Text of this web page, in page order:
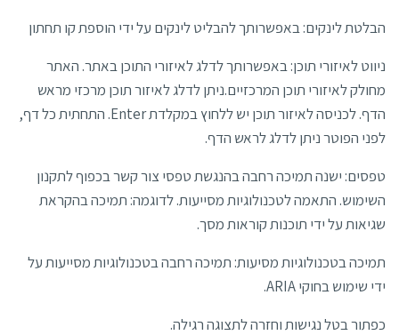
הבלטת לינקים: באפשרותך להבליט לינקים על ידי הוספת קו תחתון
ניווט לאיזורי תוכן: באפשרותך לדלג לאיזורי התוכן באתר. האתר
מחולק לאיזורי תוכן המרכזיים.ניתן לדלג לאיזור תוכן מרכזי מראש
הדף. לכניסה לאיזור תוכן יש ללחוץ במקלדת Enter. התחתית כל דף,
לפני הפוטר ניתן לדלג לראש הדף.
טפסים: ישנה תמיכה רחבה בהנגשת טפסי צור קשר בכפוף לתקנון
השימוש. התאמה לטכנולוגיות מסייעות. לדוגמה: תמיכה בהקראת
שגיאות על ידי תוכנות קוראות מסך.
תמיכה בטכנולוגיות מסיעות: תמיכה רחבה בטכנולוגיות מסייעות על
ידי שימוש בחוקי ARIA.
כפתור בטל נגישות וחזרה לתצוגה רגילה.